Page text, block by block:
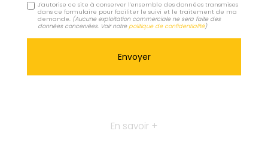
J'autorise ce site à conserver l'ensemble des données transmises
dans ce formulaire pour faciliter le suivi et le traitement de ma
demande. (Aucune exploitation commerciale ne sera faite des
données concervées. Voir notrepolitique de confidentialité)
En savoir +